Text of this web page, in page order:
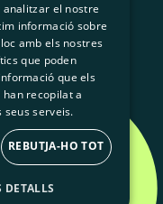
SPANISH
GL
BASQUE
el nostre
informació sobre
amb els nostres
que poden
que els
recopilat a
seus serveis.
REBUTJA-HO TOT
DETALLS